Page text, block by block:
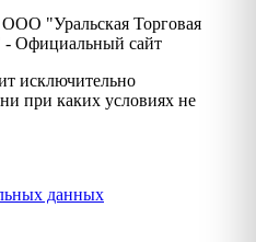
"Уральская Торговая
- Официальный сайт
исключительно
при каких условиях не
данных